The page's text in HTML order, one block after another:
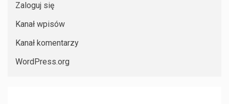
Zaloguj się
Kanał wpisów
Kanał komentarzy
WordPress.org